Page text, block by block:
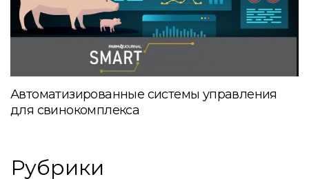
Автоматизированные системы управления
для свинокомплекса
Рубрики